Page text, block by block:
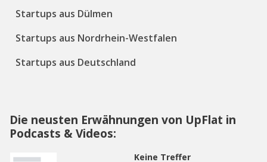
Startups aus Dülmen
Startups aus Nordrhein-Westfalen
Startups aus Deutschland
Die neusten Erwähnungen von UpFlat in
Podcasts & Videos:
Keine Treffer